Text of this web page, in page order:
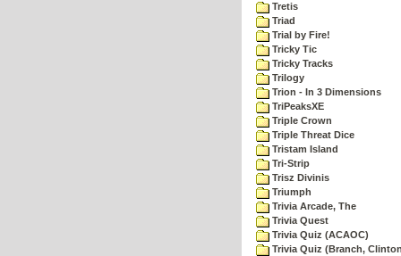
Tretis
Triad
Trial by Fire!
Tricky Tic
Tricky Tracks
Trilogy
Trion - In 3 Dimensions
TriPeaksXE
Triple Crown
Triple Threat Dice
Tristam Island
Tri-Strip
Trisz Divinis
Triumph
Trivia Arcade, The
Trivia Quest
Trivia Quiz (ACAOC)
Trivia Quiz (Branch,